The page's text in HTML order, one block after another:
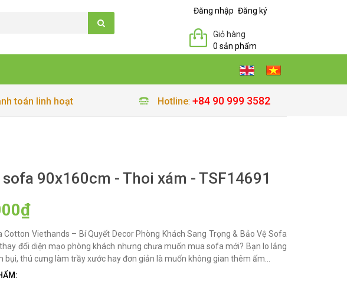
Đăng nhập Đăng ký
Giỏ hàng
0 sản phẩm
toán linh hoạt Hotline: +84 90 999 3582
90x160cm - Thoi xám - TSF14691
Viethands – Bí Quyết Decor Phòng Khách Sang Trọng & Bảo Vệ Sofa
đổi diện mạo phòng khách nhưng chưa muốn mua sofa mới? Bạn lo lắng
bụi, thú cưng làm trầy xước hay đơn giản là muốn không gian thêm ấm...